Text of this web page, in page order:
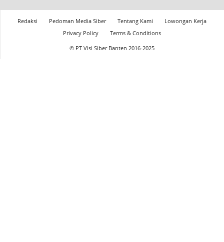
Redaksi Pedoman Media Siber Tentang Kami
Lowongan Kerja
Privacy Policy
Terms & Conditions
© PT Visi Siber Banten 2016-2025